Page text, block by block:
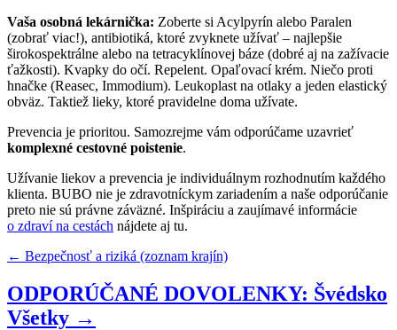
Vaša osobná lekárnička: Zoberte si Acylpyrín alebo Paralen
(zobrať viac!), antibiotiká, ktoré zvyknete užívať – najlepšie
širokospektrálne alebo na tetracyklínovej báze (dobré aj na zažívacie
ťažkosti). Kvapky do očí. Repelent. Opaľovací krém. Niečo proti
hnačke (Reasec, Immodium). Leukoplast na otlaky a jeden elastický
obväz. Taktiež lieky, ktoré pravidelne doma užívate.
Prevencia je prioritou. Samozrejme vám odporúčame uzavrieť
komplexné cestovné poistenie.
Užívanie liekov a prevencia je individuálnym rozhodnutím každého
klienta. BUBO nie je zdravotníckym zariadením a naše odporúčanie
preto nie sú právne záväzné. Inšpiráciu a zaujímavé informácie
o zdraví na cestách nájdete aj tu.
← Bezpečnosť a riziká (zoznam krajín)
ODPORÚČANÉ DOVOLENKY: Švédsko
Všetky →